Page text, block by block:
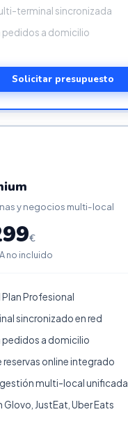
terminal sincronizada
pedidos a domicilio
Solicitar presupuesto
y negocios multi-local
€
no incluido
Profesional
sincronizado en red
pedidos a domicilio
reservas online integrado
multi-local unificada
JustEat, Uber Eats